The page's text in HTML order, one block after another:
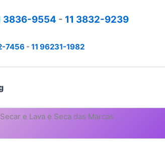
3836-9554 - 11 3832-9239
7456 - 11 96231-1982
e Lava e Seca das Marcas